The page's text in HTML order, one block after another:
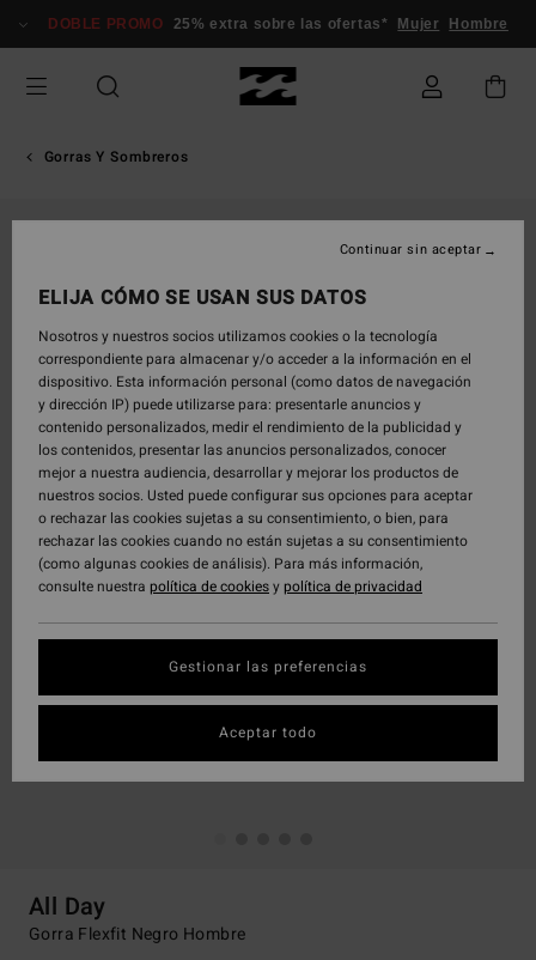
información
DOBLE PROMO 25% extra sobre las ofertas* Mujer Hombre
Gorras Y Sombreros
All Day
Gorra Flexfit Negro Hombre
ELIJA CÓMO SE USAN SUS DATOS
Nosotros y nuestros socios utilizamos cookies o la tecnología
correspondiente para almacenar y/o acceder a la información en el
dispositivo. Esta información personal (como datos de navegación
y dirección IP) puede utilizarse para: presentarle anuncios y
contenido personalizados, medir el rendimiento de la publicidad y
los contenidos, presentar las anuncios personalizados, conocer
mejor a nuestra audiencia, desarrollar y mejorar los productos de
nuestros socios. Usted puede configurar sus opciones para aceptar
o rechazar las cookies sujetas a su consentimiento, o bien, para
rechazar las cookies cuando no están sujetas a su consentimiento
(como algunas cookies de análisis). Para más información,
consulte nuestra política de cookiesypolítica de privacidad
Gestionar las preferencias
Continuar sin aceptar
Aceptar todo